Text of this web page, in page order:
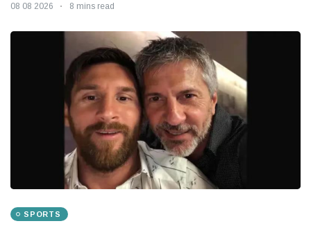
08 08 2026 8 mins read
SPORTS